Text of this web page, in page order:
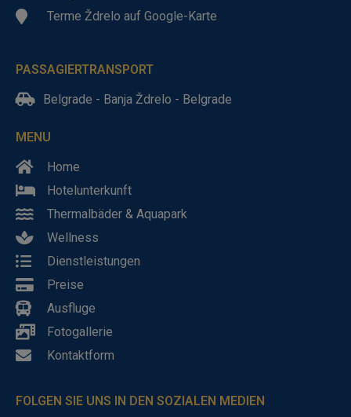
MENU
Home
Hotelunterkunft
Thermalbäder & Aquapark
Wellness
Dienstleistungen
Preise
Ausfluge
Fotogallerie
Kontaktform
FOLGEN SIE UNS IN DEN SOZIALEN MEDIEN
Terme Ždrelo auf Google-Karte
PASSAGIERTRANSPORT
Belgrade - Banja Ždrelo - Belgrade